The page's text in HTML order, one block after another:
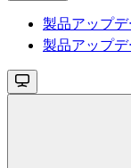
製品アップデ
製品アップデ